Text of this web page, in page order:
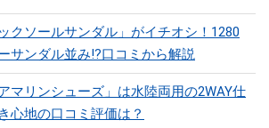
クソールサンダル」がイチオシ！1280
サンダル並み!?口コミから解説
マリンシューズ」は水陸両用の2WAY仕
心地の口コミ評価は？